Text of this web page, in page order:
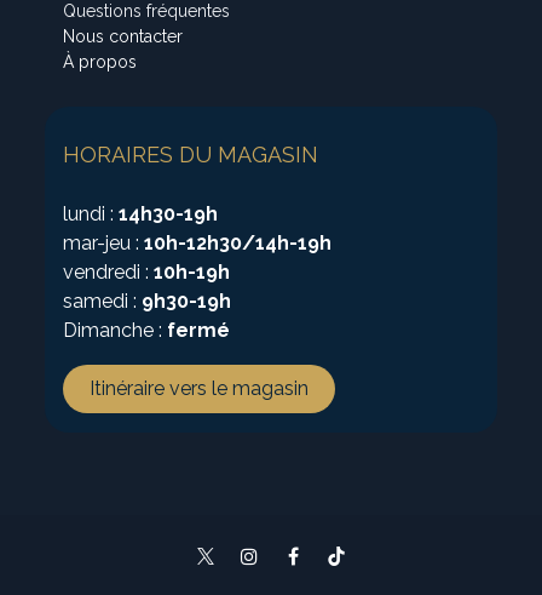
Questions fréquentes
Nous contacter
À propos
HORAIRES DU MAGASIN
lundi :14h30-19h
mar-jeu :10h-12h30/14h-19h
vendredi :10h-19h
samedi : 9h30-19h
Dimanche : fermé
Itinéraire vers le magasin